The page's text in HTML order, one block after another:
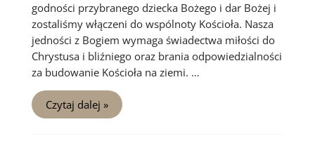
godności przybranego dziecka Bożego i dar Bożej i
zostaliśmy włączeni do wspólnoty Kościoła. Nasza
jedności z Bogiem wymaga świadectwa miłości do
Chrystusa i bliźniego oraz brania odpowiedzialności
za budowanie Kościoła na ziemi. …
Niedziela
1
zwykła
Czytaj dalej »